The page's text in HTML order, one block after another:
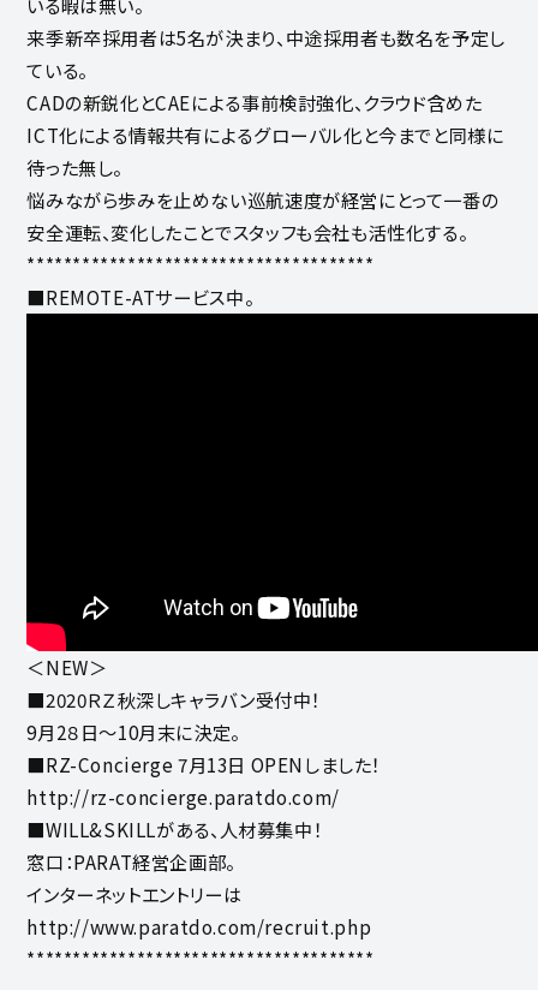
来季新卒採用者は5名が決まり、中途採用者も数名を予定し
ている。
CADの新鋭化とCAEによる事前検討強化、クラウド含めた
ICT化による情報共有によるグローバル化と今までと同様に
待った無し。
悩みながら歩みを止めない巡航速度が経営にとって一番の
安全運転、変化したことでスタッフも会社も活性化する。
**************************************
■REMOTE-ATサービス中。
＜NEW＞
■2020ＲＺ秋深しキャラバン受付中！
9月2８日～10月末に決定。
■RZ-Concierge 7月13日 OPENしました！
http://rz-concierge.paratdo.com/
■WILL&SKILLがある、人材募集中！
窓口：PARAT経営企画部。
インターネットエントリーは
http://www.paratdo.com/recruit.php
**************************************